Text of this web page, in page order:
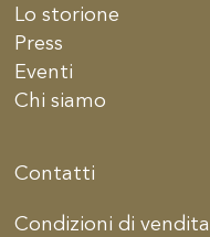
Lo storione
Press
Eventi
Chi siamo
Contatti
Condizioni di vendita